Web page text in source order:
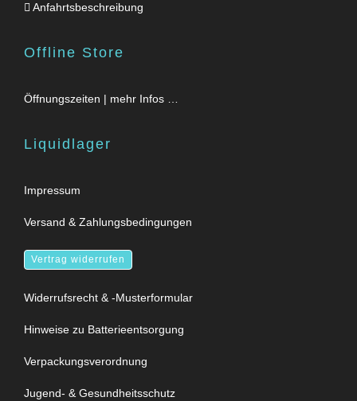
Anfahrtsbeschreibung
Offline Store
Öffnungszeiten | mehr Infos …
Liquidlager
Impressum
Versand & Zahlungsbedingungen
Vertrag widerrufen
Widerrufsrecht & -Musterformular
Hinweise zu Batterieentsorgung
Verpackungsverordnung
Jugend- & Gesundheitsschutz